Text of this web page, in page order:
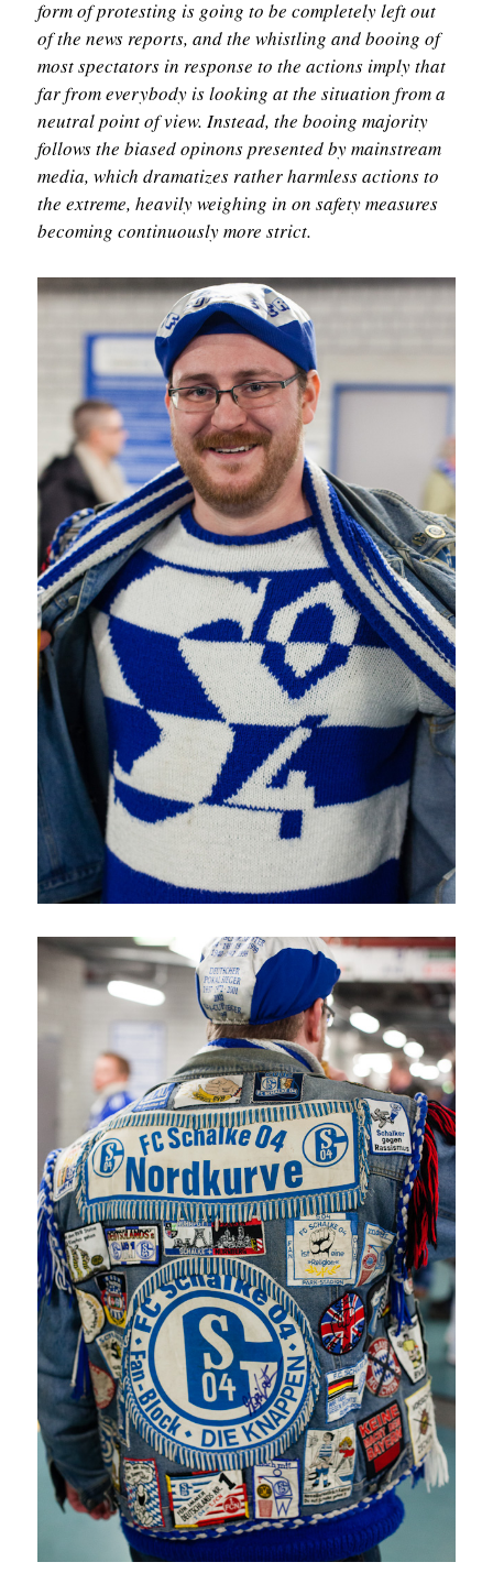
form of protesting is going to be completely left out
of the news reports, and the whistling and booing of
most spectators in response to the actions imply that
far from everybody is looking at the situation from a
neutral point of view. Instead, the booing majority
follows the biased opinons presented by mainstream
media, which dramatizes rather harmless actions to
the extreme, heavily weighing in on safety measures
becoming continuously more strict.